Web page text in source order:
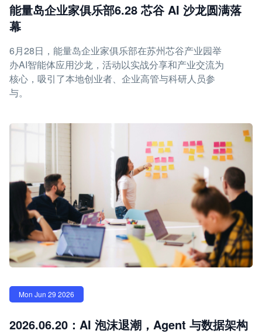
能量岛企业家俱乐部6.28 芯谷 AI 沙龙圆满落
幕
6月28日，能量岛企业家俱乐部在苏州芯谷产业园举
办AI智能体应用沙龙，活动以实战分享和产业交流为
核心，吸引了本地创业者、企业高管与科研人员参
与。
Mon Jun 29 2026
2026.06.20：AI 泡沫退潮，Agent 与数据架构